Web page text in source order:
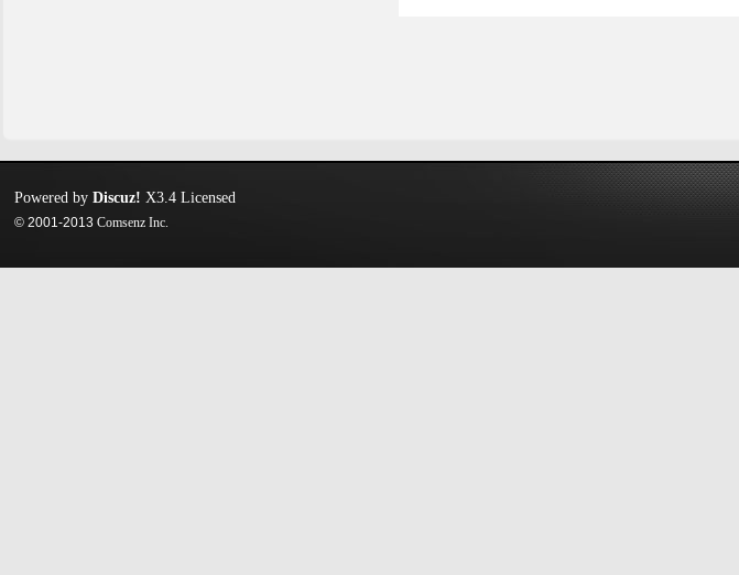
Powered byDiscuz! X3.4 Licensed
© 2001-2013Comsenz Inc.